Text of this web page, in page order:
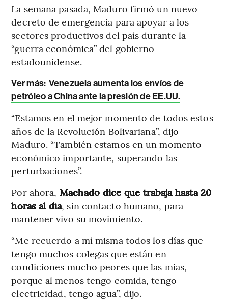
La semana pasada, Maduro firmó un nuevo
decreto de emergencia para apoyar a los
sectores productivos del país durante la
“guerra económica” del gobierno
estadounidense.
Ver más: Venezuela aumenta los envíos de
petróleo a China ante la presión de EE.UU.
“Estamos en el mejor momento de todos estos
años de la Revolución Bolivariana”, dijo
Maduro. “También estamos en un momento
económico importante, superando las
perturbaciones”.
Por ahora, Machado dice que trabaja hasta 20
horas al día, sin contacto humano, para
mantener vivo su movimiento.
“Me recuerdo a mí misma todos los días que
tengo muchos colegas que están en
condiciones mucho peores que las mías,
porque al menos tengo comida, tengo
electricidad, tengo agua”, dijo.